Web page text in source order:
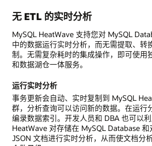
无 ETL 的实时分析
MySQL HeatWave 支持您对 MySQL
中的数据运行实时分析，而无需提取、转
制。无需复杂耗时的集成操作，即可使用
和数据湖仓一体服务。
运行实时分析
事务更新会自动、实时复制到 MySQL
群，分析查询可以访问新的数据。在运行
编录数据索引。开发人员和 DBA 也可以
HeatWave 对存储在 MySQL Database
JSON 文档进行实时分析，从而使文档分